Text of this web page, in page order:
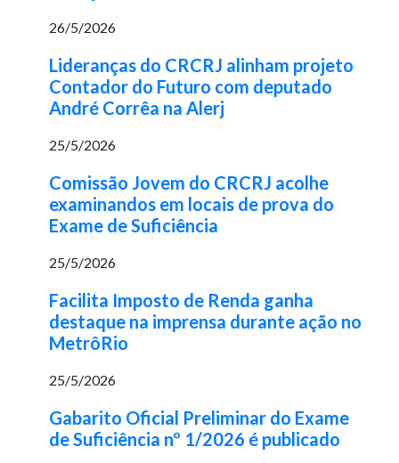
26/5/2026
Lideranças do CRCRJ alinham projeto
Contador do Futuro com deputado
André Corrêa na Alerj
25/5/2026
Comissão Jovem do CRCRJ acolhe
examinandos em locais de prova do
Exame de Suficiência
25/5/2026
Facilita Imposto de Renda ganha
destaque na imprensa durante ação no
MetrôRio
25/5/2026
Gabarito Oficial Preliminar do Exame
de Suficiência nº 1/2026 é publicado